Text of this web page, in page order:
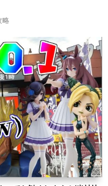
略